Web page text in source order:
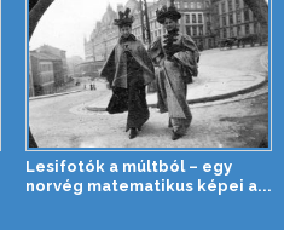
Lesifotók a múltból – egy
norvég matematikus képei a...